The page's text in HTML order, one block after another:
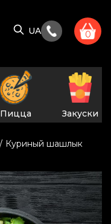
UA 0
Пицца Закуски
Куриный шашлык